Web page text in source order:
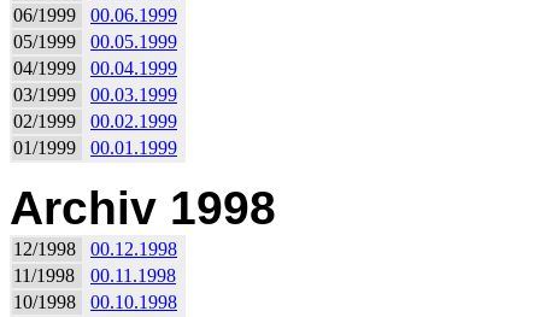
06/1999
00.06.1999
05/1999
00.05.1999
04/1999
00.04.1999
03/1999
00.03.1999
02/1999
00.02.1999
01/1999
00.01.1999
Archiv 1998
12/1998
00.12.1998
11/1998
00.11.1998
10/1998
00.10.1998